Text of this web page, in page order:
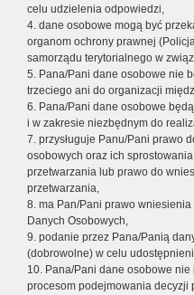
celu udzielenia odpowiedzi,
4. dane osobowe mogą być
organom ochrony prawnej
samorządu terytorialnego w
5. Pana/Pani dane osobowe nie
trzeciego ani do organizacji
6. Pana/Pani dane osobowe
i w zakresie niezbędnym do
7. przysługuje Panu/Pani prawo
osobowych oraz ich
przetwarzania lub prawo do
przetwarzania,
8. ma Pan/Pani prawo
Danych Osobowych,
9. podanie przez Pana/Panią
(dobrowolne) w celu
10. Pana/Pani dane osobowe
procesom podejmowania decyzji